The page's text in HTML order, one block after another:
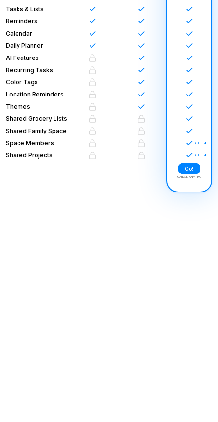
Tasks & Lists
Reminders
Calendar
Daily Planner
AI Features
Recurring Tasks
Color Tags
Location Reminders
Themes
Shared Grocery Lists
Shared Family Space
Space Members
Shared Projects
Go!
CANCEL ANYTIME